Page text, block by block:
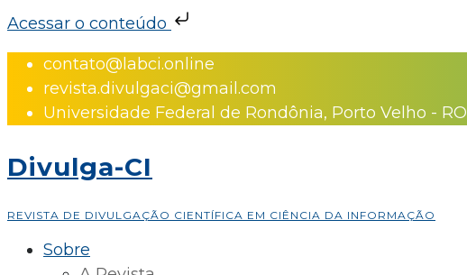
Acessar o conteúdo
Skip
content
contato@labci.online
revista.divulgaci@gmail.com
Universidade Federal de Rondônia, Porto Velho - RO
Divulga-CI
REVISTA DE DIVULGAÇÃO CIENTÍFICA EM CIÊNCIA DA INFORMAÇÃO
Sobre